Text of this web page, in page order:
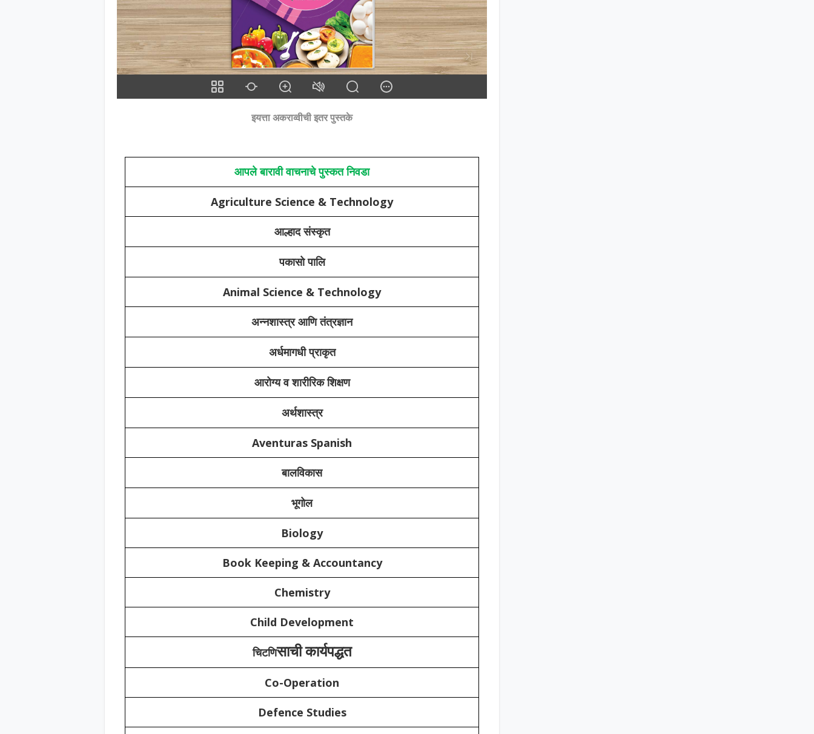
इयत्ता अकराव्वीची इतर पुस्तके
आपले बारावी वाचनाचे पुस्कत निवडा
Agriculture Science & Technology
आल्हाद संस्कृत
पकासो पालि
Animal Science & Technology
अन्नशास्त्र आणि तंत्रज्ञान
अर्धमागधी प्राकृत
आरोग्य व शारीरिक शिक्षण
अर्थशास्त्र
Aventuras Spanish
बालविकास
भूगोल
Biology
Book Keeping & Accountancy
Chemistry
Child Development
चिटणिसाची कार्यपद्धत
Co-Operation
Defence Studies